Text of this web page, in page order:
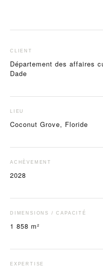
CLIENT
Département des affaires
Dade
LIEU
Coconut Grove, Floride
ACHÈVEMENT
2028
DIMENSIONS / CAPACITÉ
1 858 m²
EXPERTISE